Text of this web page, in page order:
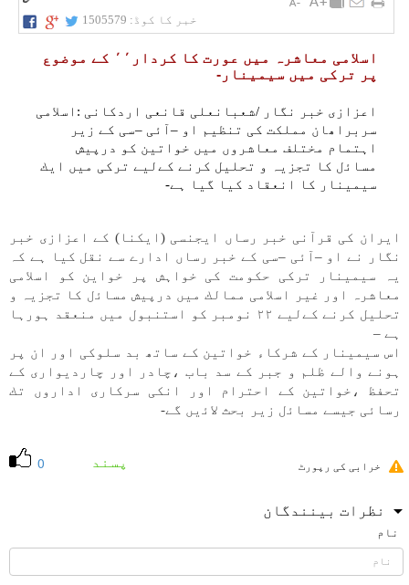
خبر کا کوڈ: 1505579
اسلامی معاشرہ میں عورت كا كردار٬٬ كے موضوع
پر تركی میں سيمينار-
اعزازی خبر نگار /شعبانعلی قانعی اردكانی :اسلامی
سربراھان مملكت كی تنظيم او –آئی –سی كے زير
اہتمام مختلف معاشروں میں خواتين كو درپيش
مساﺋل كا تجزیہ و تحليل كرنے كےلیے تركی میں ايك
سيمينار كا انعقاد كيا گيا ہے-
ايران كی قرآنی خبر رساں ايجنسی (ايكنا) كے اعزازی خبر
نگار نے او –آئی –سی كے خبر رساں ادارے سے نقل كيا ہے كہ
یہ سيمينار تركی حكومت كی خواہش پر خواين كو اسلامی
معاشرہ اور غير اسلامی ممالك میں درپيش مساﺋل كا تجزیہ و
تحليل كرنے كےلیے ۲۲ نومبر كو استنبول میں منعقد ہورہا
ہے –
اس سيمينار كے شركاء خواتين كے ساتھ بد سلوكی اور ان پر
ہونے والے ظلم و جبر كے سد باب ،چادر اور چارديواری كے
تحفظ ،خواتين كے احترام اور انكی سركاری اداروں تك
رسائی جيسے مساﺋل زير بحث لاﺋیں گے-
0 پسند خرابی کی رپورٹ
نظرات بینندگان
نام